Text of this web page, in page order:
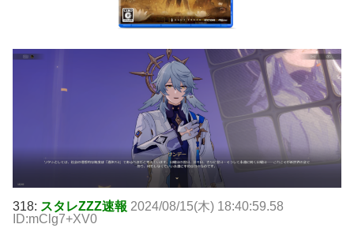
318: スタレZZZ速報 2024/08/15(木) 18:40:59.58
ID:mClg7+XV0